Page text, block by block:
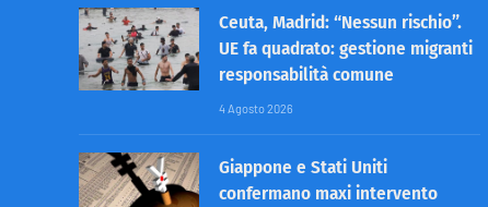
Ceuta, Madrid: “Nessun rischio”.
UE fa quadrato: gestione migranti
responsabilità comune
4 Agosto 2026
Giappone e Stati Uniti
confermano maxi intervento